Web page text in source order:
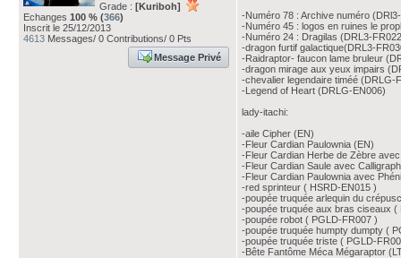
Grade : [Kuriboh]
Echanges 100 % (366)
Inscrit le 25/12/2013
4613 Messages/ 0 Contributions/ 0 Pts
Message Privé
-Numéro 78 : Archive numéro
-Numéro 45 : logos en ruines le
-Numéro 24 : Dragilas (DRL3-
-dragon furtif galactique(DRL3-
-Raidraptor- faucon lame bruleur
-dragon mirage aux yeux impairs
-chevalier legendaire timéé (DRLG-
-Legend of Heart (DRLG-EN006)
lady-itachi:
-aile Cipher (EN)
-Fleur Cardian Paulownia (EN)
-Fleur Cardian Herbe de Zèbre
-Fleur Cardian Saule avec
-Fleur Cardian Paulownia avec
-red sprinteur ( HSRD-EN015 )
-poupée truquée arlequin du
-poupée truquée aux bras ciseaux (
-poupée robot ( PGLD-FR007 )
-poupée truquée humpty dumpty (
-poupée truquée triste ( PGLD-
-Bête Fantôme Méca Mégaraptor